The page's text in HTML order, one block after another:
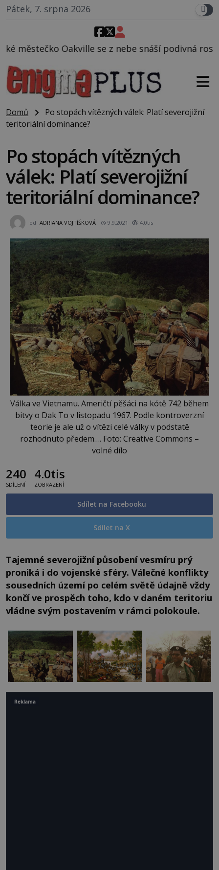
Pátek, 7. srpna 2026
se z nebe snáší podivná rosolovitá látka
Domů
Po stopách vítězných válek: Platí severojižní
teritoriální dominance?
Po stopách vítězných
válek: Platí severojižní
teritoriální dominance?
od ADRIANA VOJTÍŠKOVÁ 9.9.2021 4.0tis
Válka ve Vietnamu. Američtí pěšáci na kótě 742 během
bitvy o Dak To v listopadu 1967. Podle kontroverzní
teorie je ale už o vítězi celé války v podstatě
rozhodnuto předem…. Foto: Creative Commons –
volné dílo
240
SDÍLENÍ
4.0tis
ZOBRAZENÍ
Sdílet na Facebooku
Sdílet na X
Tajemné severojižní působení vesmíru prý
proniká i do vojenské sféry. Válečné konflikty
sousedních území po celém světě údajně vždy
končí ve prospěch toho, kdo v daném teritoriu
vládne svým postavením v rámci polokoule.
Reklama